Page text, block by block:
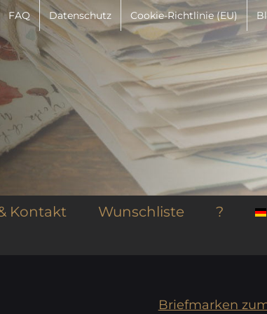
FAQ Datenschutz Cookie-Richtlinie (EU)
Kontakt Wunschliste ?
Briefmarken